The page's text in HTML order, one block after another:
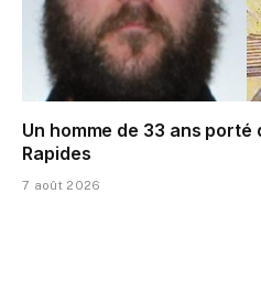
Un homme de 33 ans
Rapides
7 août 2026